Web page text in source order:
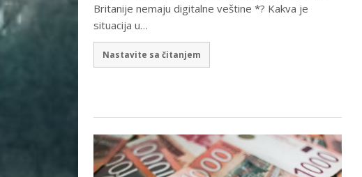
Britanije nemaju digitalne veštine *? Kakva je
situacija u…
Nastavite sa čitanjem